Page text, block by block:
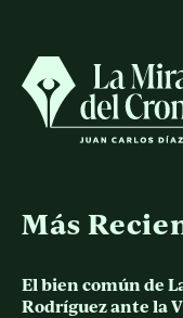
Más
El bien común de
Rodríguez ante la